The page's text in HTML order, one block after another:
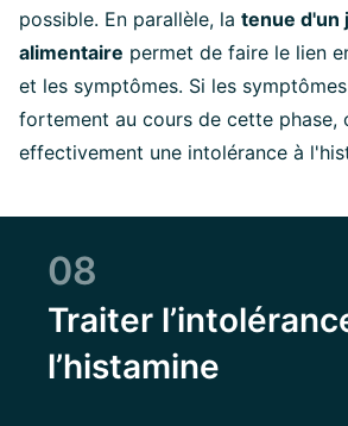
possible. En parallèle, la tenue d'un
alimentaire permet de faire le lien
et les symptômes. Si les
fortement au cours de cette phase,
effectivement une intolérance à
08
Traiter
l’histamine